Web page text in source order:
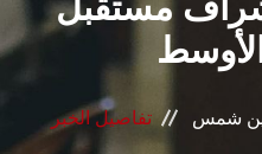
الرعاية الصحية
المراكز والوحدات شمس تفاصيل الخبر